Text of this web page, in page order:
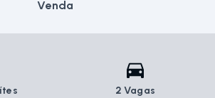
Venda
2 Vagas